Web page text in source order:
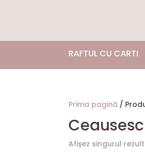
RAFTUL CU CARTI
Prima pagină /
Afișez singurul